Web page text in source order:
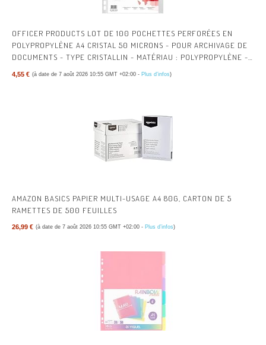
OFFICER PRODUCTS LOT DE 100 POCHETTES PERFORÉES EN
POLYPROPYLÈNE A4 CRISTAL 50 MICRONS - POUR ARCHIVAGE DE
DOCUMENTS - TYPE CRISTALLIN - MATÉRIAU : POLYPROPYLÈNE -
COULEUR : TRANSPARENT
4,55 € (à date de 7 août 2026 10:55 GMT +02:00 - Plus d’infos)
AMAZON BASICS PAPIER MULTI-USAGE A4 80G, CARTON DE 5
RAMETTES DE 500 FEUILLES
26,99 € (à date de 7 août 2026 10:55 GMT +02:00 - Plus d’infos)